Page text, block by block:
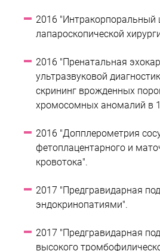
2016 "Интракорпоральный
лапароскопической
2016 "Пренатальная
ультразвуковой
скрининг врожденных
хромосомных аномалий в
2016 "Допплерометрия
фетоплацентарного и
кровотока".
2017 "Предгравидарная
эндокринопатиями".
2017 "Предгравидарная
высокого